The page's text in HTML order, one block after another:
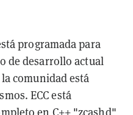
programada para
de desarrollo actual
comunidad está
ECC está